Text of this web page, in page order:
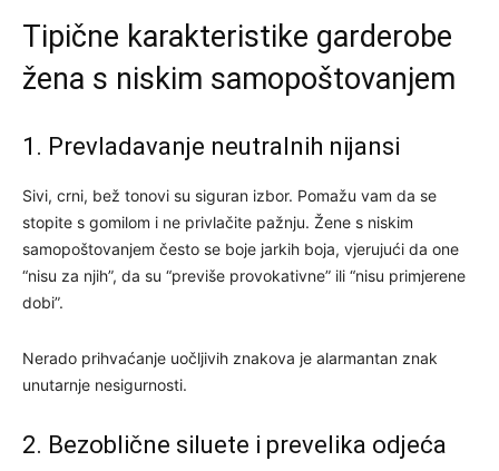
Tipične karakteristike garderobe
žena s niskim samopoštovanjem
1. Prevladavanje neutralnih nijansi
Sivi, crni, bež tonovi su siguran izbor. Pomažu vam da se
stopite s gomilom i ne privlačite pažnju. Žene s niskim
samopoštovanjem često se boje jarkih boja, vjerujući da one
“nisu za njih”, da su “previše provokativne” ili “nisu primjerene
dobi”.
Nerado prihvaćanje uočljivih znakova je alarmantan znak
unutarnje nesigurnosti.
2. Bezoblične siluete i prevelika odjeća